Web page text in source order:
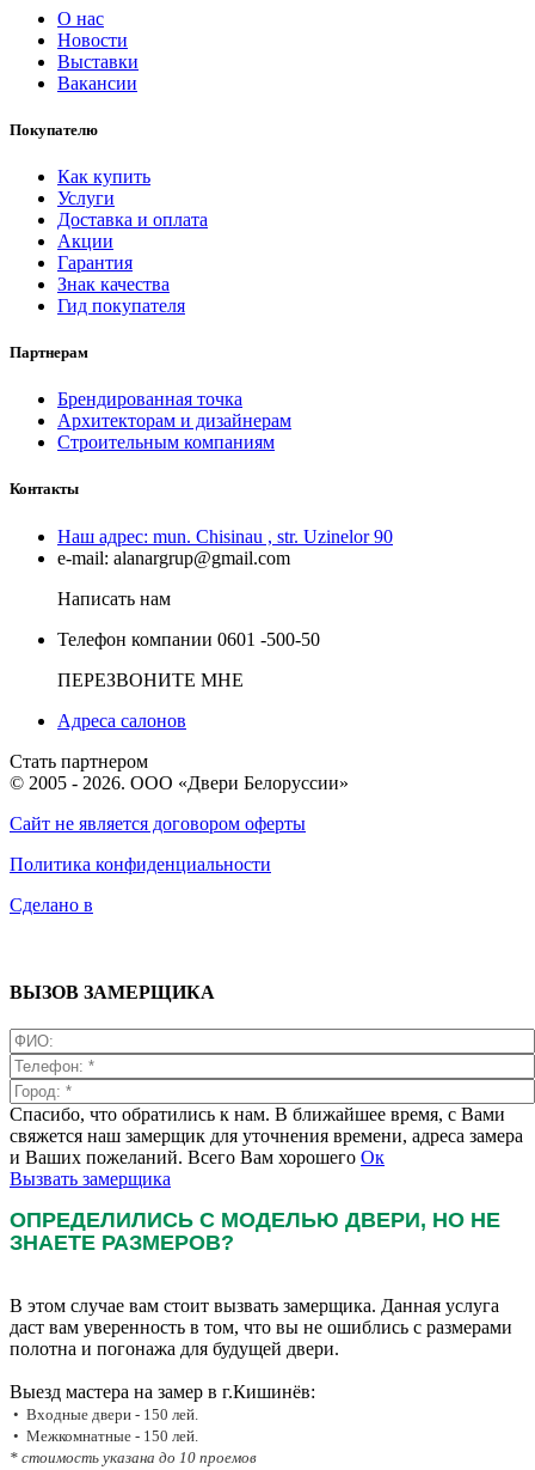
О нас
Новости
Выставки
Вакансии
Покупателю
Как купить
Услуги
Доставка и оплата
Акции
Гарантия
Знак качества
Гид покупателя
Партнерам
Брендированная точка
Архитекторам и дизайнерам
Строительным компаниям
Контакты
Наш адрес: mun. Chisinau , str. Uzinelor 90
e-mail: alanargrup@gmail.com
Написать нам
Телефон компании 0601 -500-50
ПЕРЕЗВОНИТЕ МНЕ
Адреса салонов
Стать партнером
© 2005 - 2026. ООО «Двери Белоруссии»
Сайт не является договором оферты
Политика конфиденциальности
Сделано в
ВЫЗОВ ЗАМЕРЩИКА
Спасибо, что обратились к нам. В ближайшее время, с Вами
свяжется наш замерщик для уточнения времени, адреса замера
и Ваших пожеланий. Всего Вам хорошего Ок
Вызвать замерщика
ОПРЕДЕЛИЛИСЬ С МОДЕЛЬЮ ДВЕРИ, НО НЕ
ЗНАЕТЕ РАЗМЕРОВ?
В этом случае вам стоит вызвать замерщика. Данная услуга
даст вам уверенность в том, что вы не ошиблись с размерами
полотна и погонажа для будущей двери.
Выезд мастера на замер в г.Кишинёв:
• Входные двери - 150 лей.
• Межкомнатные - 150 лей.
* стоимость указана до 10 проемов